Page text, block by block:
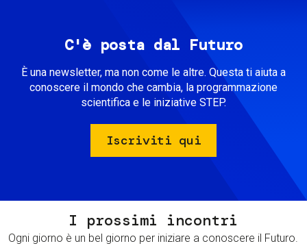
C'è posta dal Futuro
È una newsletter, ma non come le altre. Questa ti aiuta a
conoscere il mondo che cambia, la programmazione
scientifica e le iniziative STEP.
Iscriviti qui
I prossimi incontri
Ogni giorno è un bel giorno per iniziare a conoscere il Futuro.